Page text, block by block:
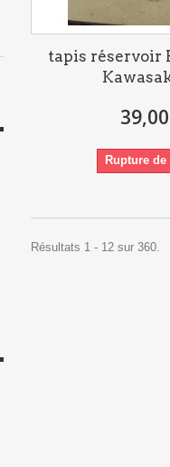
tapis réservoir
Rupture
Résultats 1 - 12 sur 360.